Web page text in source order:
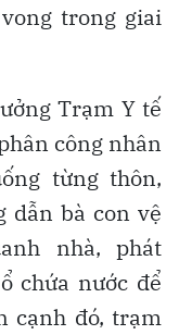
trong giai
Trạm Y tế
công nhân
từng thôn,
dẫn bà con vệ
nhà, phát
chứa nước để
cạnh đó, trạm